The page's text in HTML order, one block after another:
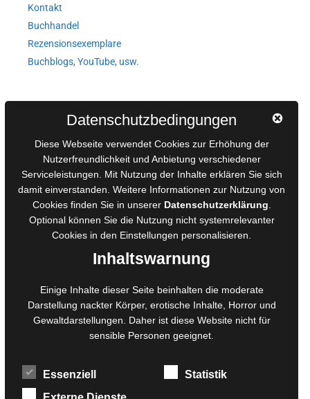
Kontakt
Buchhandel
Rezensionsexemplare
Buchblogs, YouTube, usw.
AGB für Medienprojekte
Online-Artikel
Manuskripte einreichen
Ausschreibungen
Belegexemplare
Eigenbedarfsexemplare
Foto- und Bildbearbeitung
Fotorestauration
Creative Artwork
MPS Fotografie
WordPress Support
Datenschutzbedingungen
Diese Webseite verwendet Cookies zur Erhöhung der
Nutzerfreundlichkeit und Anbietung verschiedener
Serviceleistungen. Mit Nutzung der Inhalte erklären Sie sich
damit einverstanden. Weitere Informationen zur Nutzung von
Cookies finden Sie in unserer Datenschutzerklärung
Optional können Sie die Nutzung nicht systemrelevanter
Cookies in den Einstellungen personalisieren.
Inhaltswarnung
Einige Inhalte dieser Seite beinhalten die moderate
Darstellung nackter Körper, erotische Inhalte, Horror und
Gewaltdarstellungen. Daher ist diese Website nicht für
sensible Personen geeignet.
Essenziell
Statistik